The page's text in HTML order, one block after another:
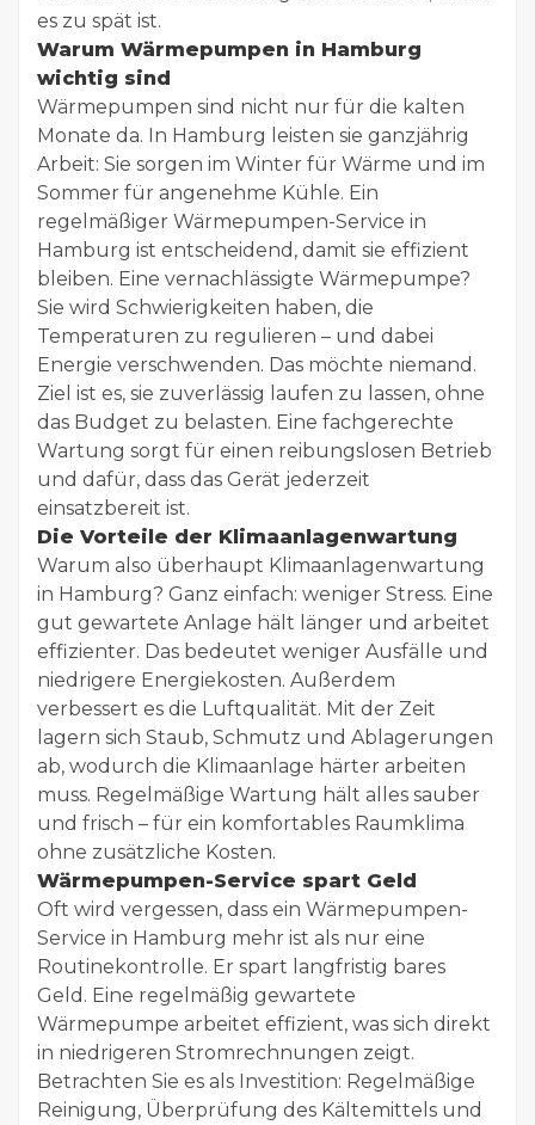
es zu spät ist.
Warum Wärmepumpen in Hamburg
wichtig sind
Wärmepumpen sind nicht nur für die kalten
Monate da. In Hamburg leisten sie ganzjährig
Arbeit: Sie sorgen im Winter für Wärme und im
Sommer für angenehme Kühle. Ein
regelmäßiger Wärmepumpen-Service in
Hamburg ist entscheidend, damit sie effizient
bleiben. Eine vernachlässigte Wärmepumpe?
Sie wird Schwierigkeiten haben, die
Temperaturen zu regulieren – und dabei
Energie verschwenden. Das möchte niemand.
Ziel ist es, sie zuverlässig laufen zu lassen, ohne
das Budget zu belasten. Eine fachgerechte
Wartung sorgt für einen reibungslosen Betrieb
und dafür, dass das Gerät jederzeit
einsatzbereit ist.
Die Vorteile der Klimaanlagenwartung
Warum also überhaupt Klimaanlagenwartung
in Hamburg? Ganz einfach: weniger Stress. Eine
gut gewartete Anlage hält länger und arbeitet
effizienter. Das bedeutet weniger Ausfälle und
niedrigere Energiekosten. Außerdem
verbessert es die Luftqualität. Mit der Zeit
lagern sich Staub, Schmutz und Ablagerungen
ab, wodurch die Klimaanlage härter arbeiten
muss. Regelmäßige Wartung hält alles sauber
und frisch – für ein komfortables Raumklima
ohne zusätzliche Kosten.
Wärmepumpen-Service spart Geld
Oft wird vergessen, dass ein Wärmepumpen-
Service in Hamburg mehr ist als nur eine
Routinekontrolle. Er spart langfristig bares
Geld. Eine regelmäßig gewartete
Wärmepumpe arbeitet effizient, was sich direkt
in niedrigeren Stromrechnungen zeigt.
Betrachten Sie es als Investition: Regelmäßige
Reinigung, Überprüfung des Kältemittels und